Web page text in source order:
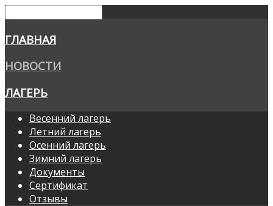
ГЛАВНАЯ
НОВОСТИ
ЛАГЕРЬ
Весенний лагерь
Летний лагерь
Осенний лагерь
Зимний лагерь
Документы
Сертификат
Отзывы